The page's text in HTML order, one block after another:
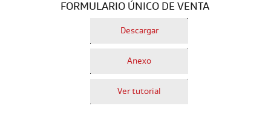
FORMULARIO ÚNICO DE VENTA
Descargar
Anexo
Ver tutorial